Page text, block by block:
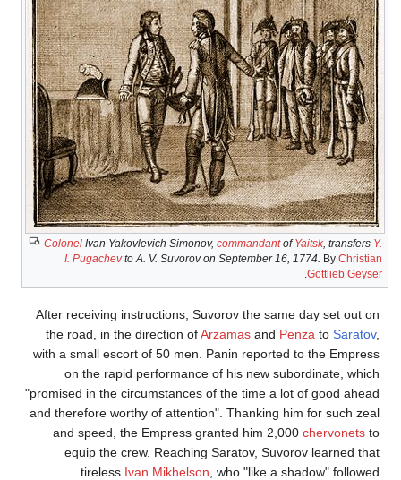
Colonel Ivan Yakovlevich Simonov, commandantofYaitsk, transfers Y.
I. Pugachevto A. V. Suvorov on September 16, 1774. By Christian
Gottlieb Geyser
After receiving instructions, Suvorov the same day set out on
the road, in the direction ofArzamas and Penza to Saratov,
with a small escort of 50 men. Panin reported to the Empress
on the rapid performance of his new subordinate, which
"promised in the circumstances of the time a lot of good ahead
and therefore worthy of attention". Thanking him for such zeal
and speed, the Empress granted him 2,000 chervonets to
equip the crew. Reaching Saratov, Suvorov learned that
tireless Ivan Mikhelson , who "like a shadow" followed